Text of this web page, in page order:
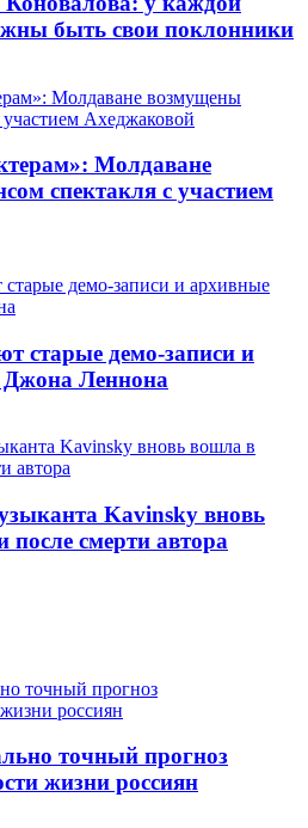
быть свои поклонники
Молдаване
спектакля с участием
старые демо-записи и
Джона Леннона
Kavinsky вновь
смерти автора
точный прогноз
жизни россиян